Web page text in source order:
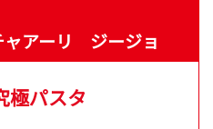
アーリ ジージョ
極パスタ